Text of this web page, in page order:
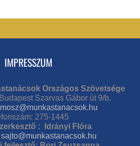
IMPRESSZUM
Országos Szövetsége
Szarvas Gábor út 9/b.
mosz@munkastanacsok.hu
275-1445
: Idrányi Flóra
sajto@munkastanacsok.hu